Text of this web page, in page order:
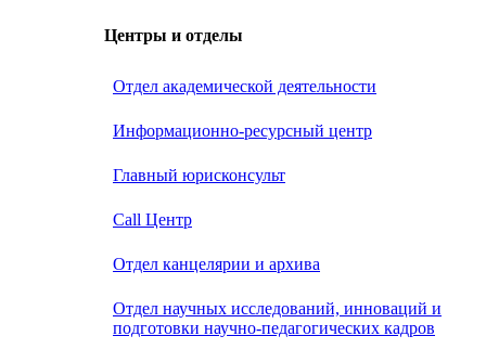
Центры и отделы
Отдел академической деятельности
Информационно-ресурсный центр
Главный юрисконсульт
Call Центр
Oтдел канцелярии и архива
Отдел научных исследований, инноваций и
подготовки научно-педагогических кадров